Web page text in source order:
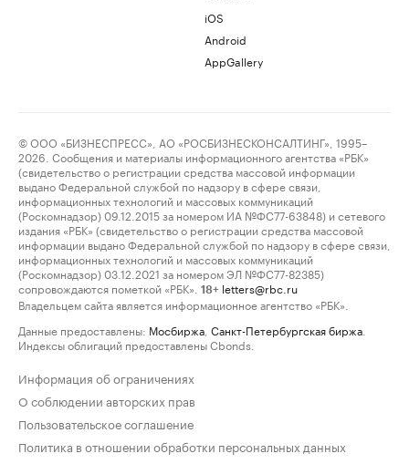
iOS
Android
AppGallery
© ООО «БИЗНЕСПРЕСС», АО «РОСБИЗНЕСКОНСАЛТИНГ», 1995–
2026. Сообщения и материалы информационного агентства «РБК»
(свидетельство о регистрации средства массовой информации
выдано Федеральной службой по надзору в сфере связи,
информационных технологий и массовых коммуникаций
(Роскомнадзор) 09.12.2015 за номером ИА №ФС77-63848) и сетевого
издания «РБК» (свидетельство о регистрации средства массовой
информации выдано Федеральной службой по надзору в сфере связи,
информационных технологий и массовых коммуникаций
(Роскомнадзор) 03.12.2021 за номером ЭЛ №ФС77-82385)
сопровождаются пометкой «РБК».
18+ letters@rbc.ru
Владельцем сайта является информационное агентство «РБК».
Данные предоставлены: Мосбиржа Санкт-Петербургская биржа
Индексы облигаций предоставлены Cbonds.
Информация об ограничениях
О соблюдении авторских прав
Пользовательское соглашение
Политика в отношении обработки персональных данных